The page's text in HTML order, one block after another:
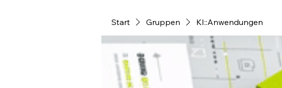
Start Gruppen KI::Anwendungen